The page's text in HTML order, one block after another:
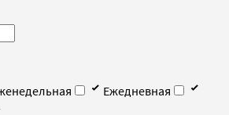
Ежедневная